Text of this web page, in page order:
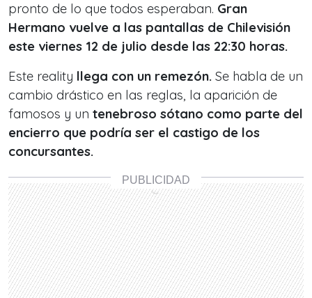
pronto de lo que todos esperaban. Gran
Hermano vuelve a las pantallas de Chilevisión
este viernes 12 de julio desde las 22:30 horas.
Este reality llega con un remezón. Se habla de un
cambio drástico en las reglas, la aparición de
famosos y un tenebroso sótano como parte del
encierro que podría ser el castigo de los
concursantes.